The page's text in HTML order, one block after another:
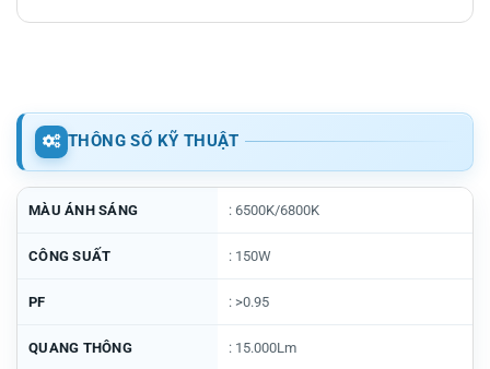
THÔNG SỐ KỸ THUẬT
MÀU ÁNH SÁNG : 6500K/6800K
CÔNG SUẤT : 150W
PF : >0.95
QUANG THÔNG : 15.000Lm